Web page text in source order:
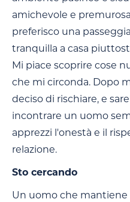
amichevole e
preferisco una
tranquilla a casa
Mi piace scoprire cose
che mi circonda. Dopo
deciso di rischiare, e
incontrare un uomo
apprezzi l'onestà e il
relazione.
Sto cercando
Un uomo che mantiene